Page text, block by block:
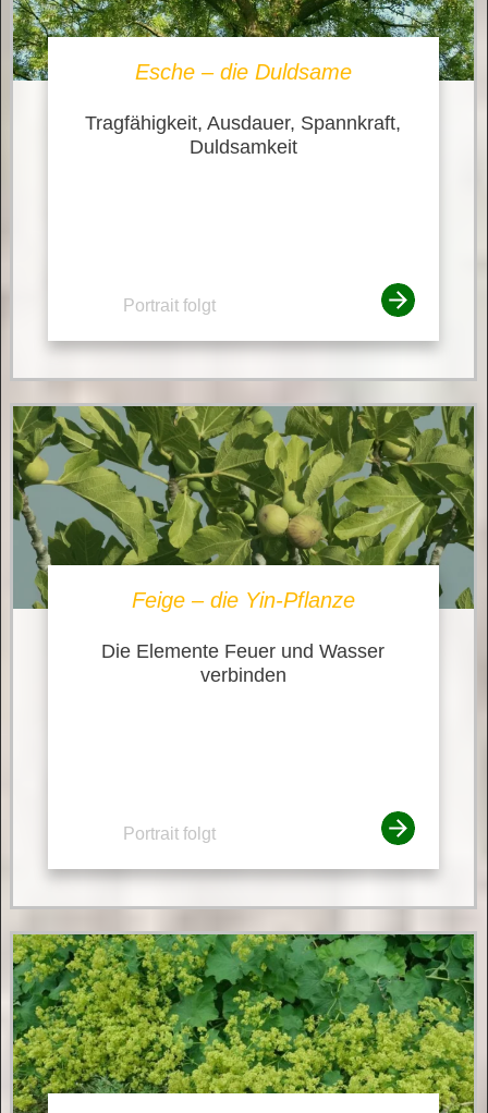
Esche – die Duldsame
Tragfähigkeit, Ausdauer, Spannkraft,
Duldsamkeit
Portrait folgt
Feige – die Yin-Pflanze
Die Elemente Feuer und Wasser
verbinden
Portrait folgt